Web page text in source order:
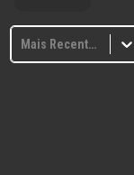
Mais Recentes